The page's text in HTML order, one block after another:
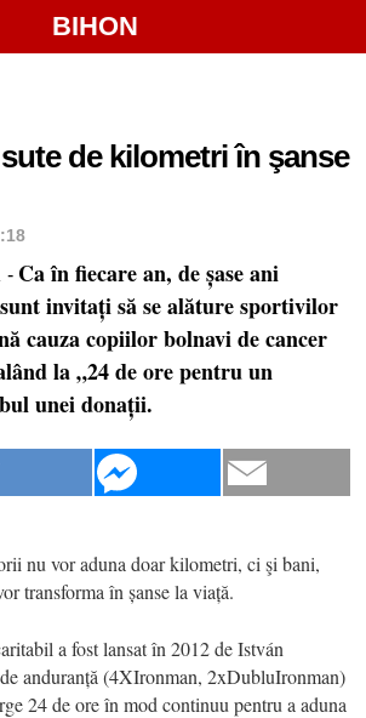
BIHON
de kilometri în şanse
- Ca în fiecare an, de șase ani
invitați să se alăture sportivilor
cauza copiilor bolnavi de cancer
la „24 de ore pentru un
unei donații.
nu vor aduna doar kilometri, ci şi bani,
transforma în șanse la viață.
a fost lansat în 2012 de István
anduranță (4XIronman, 2xDubluIronman)
24 de ore în mod continuu pentru a aduna